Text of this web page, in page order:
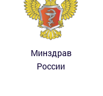
Минздрав
России